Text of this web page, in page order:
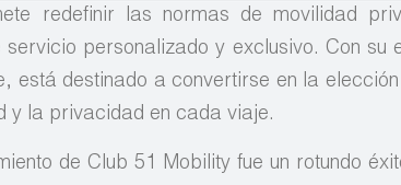
redefinir las normas de movilidad
personalizado y exclusivo. Con su
está destinado a convertirse en la
y la privacidad en cada viaje.
de Club 51 Mobility fue un rotundo